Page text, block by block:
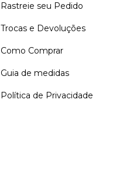
Rastreie seu Pedido
Trocas e Devoluções
Como Comprar
Guia de medidas
Política de Privacidade